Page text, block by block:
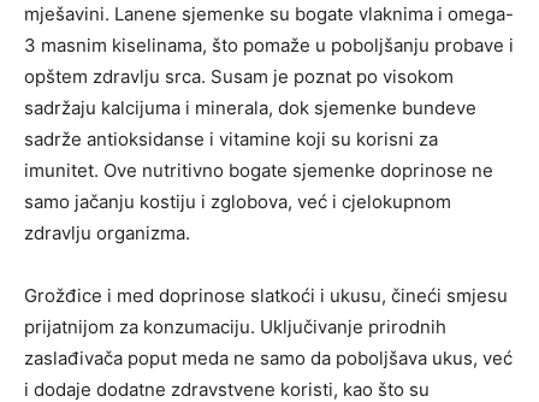
mješavini. Lanene sjemenke su bogate vlaknima i omega-
3 masnim kiselinama, što pomaže u poboljšanju probave i
opštem zdravlju srca. Susam je poznat po visokom
sadržaju kalcijuma i minerala, dok sjemenke bundeve
sadrže antioksidanse i vitamine koji su korisni za
imunitet. Ove nutritivno bogate sjemenke doprinose ne
samo jačanju kostiju i zglobova, već i cjelokupnom
zdravlju organizma.
Grožđice i med doprinose slatkoći i ukusu, čineći smjesu
prijatnijom za konzumaciju. Uključivanje prirodnih
zaslađivača poput meda ne samo da poboljšava ukus, već
i dodaje dodatne zdravstvene koristi, kao što su